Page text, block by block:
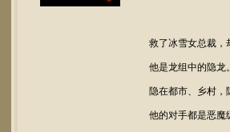
救了冰雪女总裁，
他是龙组中的隐龙
隐在都市、乡村，
他的对手都是恶魔